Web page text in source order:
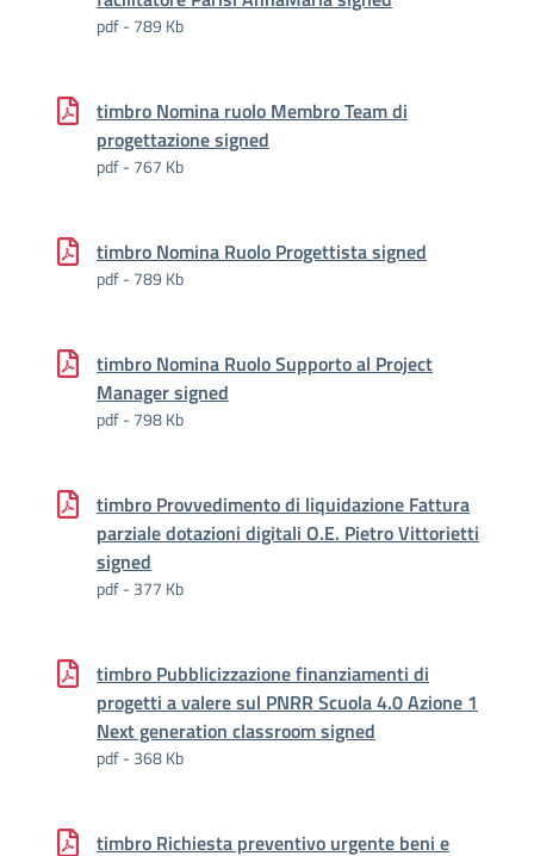
pdf - 789 Kb
timbro Nomina ruolo Membro Team di
progettazione signed
pdf - 767 Kb
timbro Nomina Ruolo Progettista signed
pdf - 789 Kb
timbro Nomina Ruolo Supporto al Project
Manager signed
pdf - 798 Kb
timbro Provvedimento di liquidazione Fattura
parziale dotazioni digitali O.E. Pietro Vittorietti
signed
pdf - 377 Kb
timbro Pubblicizzazione finanziamenti di
progetti a valere sul PNRR Scuola 4.0 Azione 1
Next generation classroom signed
pdf - 368 Kb
timbro Richiesta preventivo urgente beni e